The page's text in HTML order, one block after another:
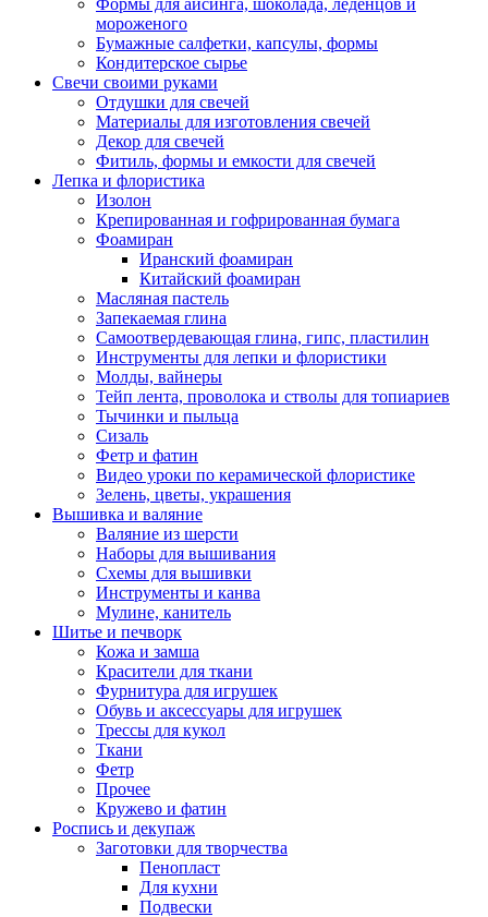
мороженого
Бумажные салфетки, капсулы, формы
Кондитерское сырье
Свечи своими руками
Отдушки для свечей
Материалы для изготовления свечей
Декор для свечей
Фитиль, формы и емкости для свечей
Лепка и флористика
Изолон
Крепированная и гофрированная бумага
Фоамиран
Иранский фоамиран
Китайский фоамиран
Масляная пастель
Запекаемая глина
Самоотвердевающая глина, гипс, пластилин
Инструменты для лепки и флористики
Молды, вайнеры
Тейп лента, проволока и стволы для топиариев
Тычинки и пыльца
Сизаль
Фетр и фатин
Видео уроки по керамической флористике
Зелень, цветы, украшения
Вышивка и валяние
Валяние из шерсти
Наборы для вышивания
Схемы для вышивки
Инструменты и канва
Мулине, канитель
Шитье и печворк
Кожа и замша
Красители для ткани
Фурнитура для игрушек
Обувь и аксессуары для игрушек
Трессы для кукол
Ткани
Фетр
Прочее
Кружево и фатин
Роспись и декупаж
Заготовки для творчества
Пенопласт
Для кухни
Подвески